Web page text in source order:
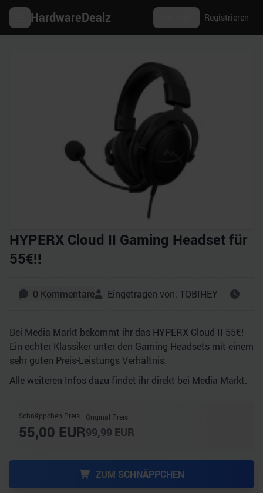
HardwareDealz Registrieren
HYPERX Cloud II Gaming Headset für
55€!!
0 Kommentare Eingetragen von: TOBIHEY
Bei Media Markt bekommt ihr das HYPERX Cloud II 55€!
Ein echter Klassiker unter den Gaming Headsets mit einem
sehr guten Preis-Leistungs Verhältnis.
Alle weiteren Infos dazu findet ihr direkt bei Media Markt.
Schnäppchen Preis
55,00 EUR
Original Preis
99,99EUR
ZUM SCHNÄPPCHEN